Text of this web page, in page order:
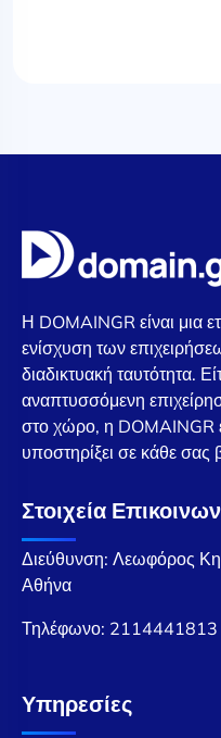
Η DOMAINGR είναι μια
ενίσχυση των
διαδικτυακή ταυτότητα.
αναπτυσσόμενη
στο χώρο, η DOMAINGR
υποστηρίξει σε κάθε σας
Στοιχεία
Διεύθυνση: Λεωφόρος
Αθήνα
Τηλέφωνο: 2114441813
Υπηρεσίες